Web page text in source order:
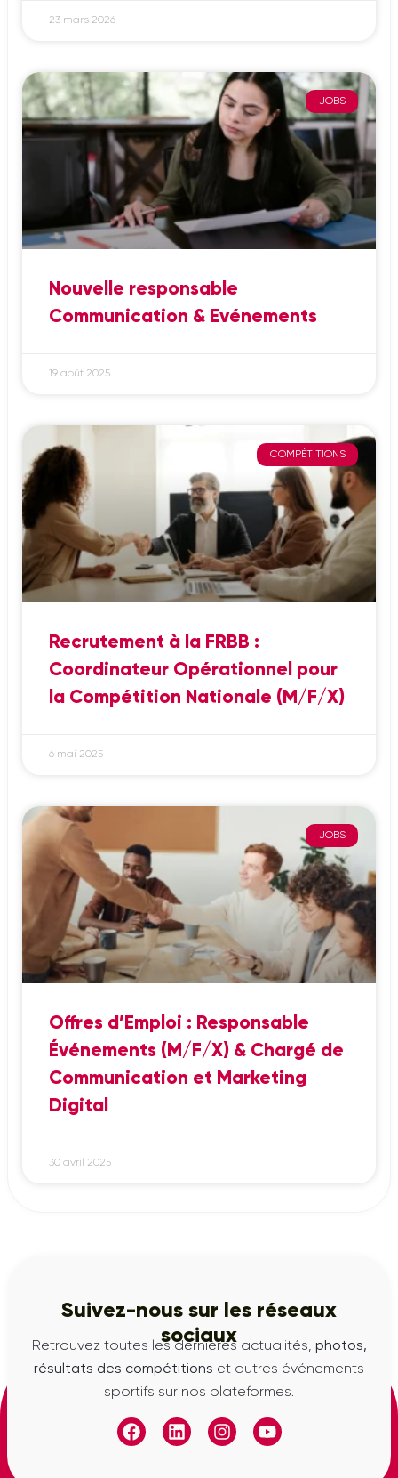
23 mars 2026
JOBS
Nouvelle responsable
Communication & Evénements
19 août 2025
COMPÉTITIONS
Recrutement à la FRBB :
Coordinateur Opérationnel pour
la Compétition Nationale (M/F/X)
6 mai 2025
JOBS
Offres d’Emploi : Responsable
Événements (M/F/X) & Chargé de
Communication et Marketing
Digital
30 avril 2025
Suivez-nous sur les réseaux
sociaux
Retrouvez toutes les dernières actualités, photos,
résultats des compétitions et autres événements
sportifs sur nos plateformes.